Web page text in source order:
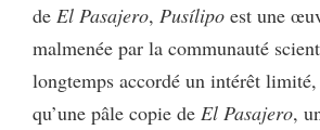
de El Pasajero, Pusílipo est une
malmenée par la communauté
longtemps accordé un intérêt limité,
qu’une pâle copie de El Pasajero,